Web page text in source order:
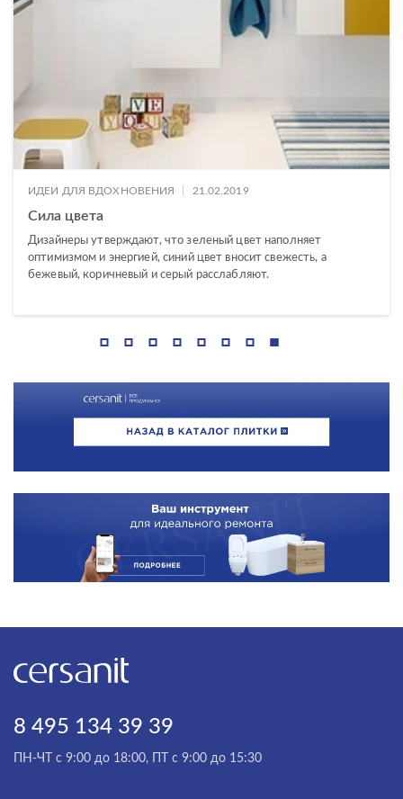
ИДЕИ ДЛЯ ВДОХНОВЕНИЯ 21.02.2019
Сила цвета
Дизайнеры утверждают, что зеленый цвет наполняет
оптимизмом и энергией, синий цвет вносит свежесть, а
бежевый, коричневый и серый расслабляют.
8 495 134 39 39
ПН-ЧТ с 9:00 до 18:00, ПТ с 9:00 до 15:30